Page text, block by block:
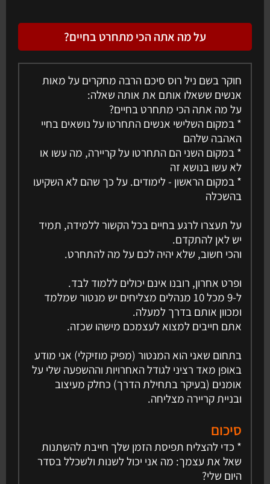
על מה אתה הכי מתחרט בחיים?
חוקר בשם ניל רוס סיכם הרבה מחקרים על מאות
אנשים ששאלו אותם את אותה שאלה:
על מה אתה הכי מתחרט בחיים?
* במקום השלישי אנשים התחרטו על נושאים בחיי
האהבה שלהם
* במקום השני הם התחרטו על קריירה, מה עשו או
לא עשו בנושא זה
* במקום הראשון - לימודים. על כך שהם לא השקיעו
בהשכלה
על תעצרו לרגע בחיים בכל הקשור ללמידה, תמיד
יש לאן להתקדם.
והכי חשוב, שלא יהיה לכם על מה להתחרט.
ופרט אחרון, רובנו אינם יכולים ללמוד לבד.
ל-9 מכל 10 מנהלים מצליחים יש מנטור שמלמד
ומכוון אותם בדרך למעלה.
אתם חייבים למצוא לעצמכם מישהו שכזה.
בתחום שאני הוא המנטור (מפיק מוזיקלי) אני מודע
באופן מאד רציני לגודל האחרויות וההשפעה שלי על
אומנים (בעיקר בתחילת הדרך) כחלק מעיצוב
ובניית קריירה מצליחה.
סיכום
* כדי להצליח תפיסת הזמן שלך חייבת להשתנות
שאל את עצמך: מה אני יכול לשנות ולשכלל בסדר
היום שלי?